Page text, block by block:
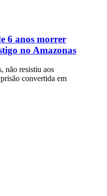
6 anos morrer
no Amazonas
não resistiu aos
convertida em